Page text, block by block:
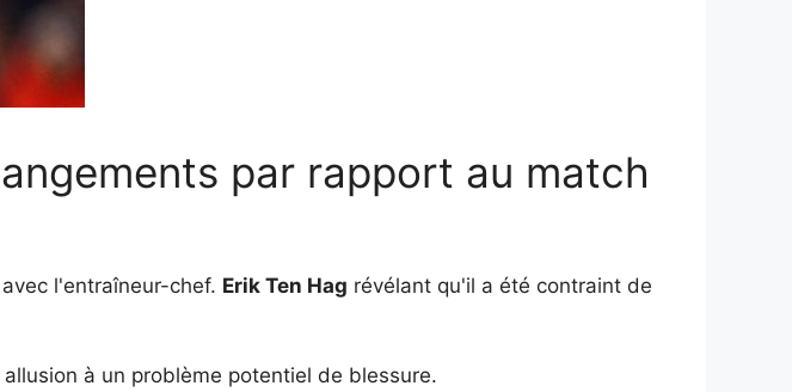
par rapport au match
l'entraîneur-chef. Erik Ten Hag révélant qu'il a été contraint de
à un problème potentiel de blessure.